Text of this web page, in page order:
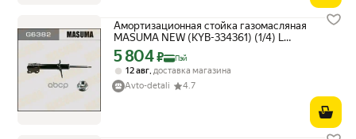
Амортизационная стойка газомасляная
MASUMA NEW (KYB-334361) (1/4) L
Masuma арт. G6382
Цена с картой Яндекс Пэй 5804 ₽ вместо
5 804₽ Пэй
12 авг доставка магазина
Avto-detali
4.7